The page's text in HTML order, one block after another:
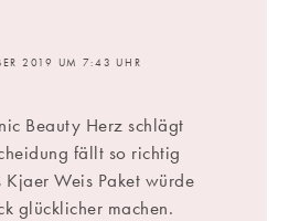
2019 UM 7:43 UHR
Beauty Herz schlägt
fällt so richtig
Weis Paket würde
glücklicher machen.